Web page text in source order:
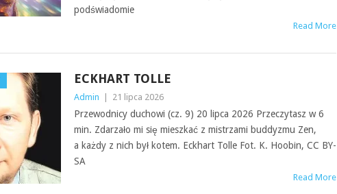
podświadomie
Read More
ECKHART TOLLE
Admin 21 lipca 2026
Przewodnicy duchowi (cz. 9) 20 lipca 2026 Przeczytasz w 6
min. Zdarzało mi się mieszkać z mistrzami buddyzmu Zen,
a każdy z nich był kotem. Eckhart Tolle Fot. K. Hoobin, CC BY-
SA
Read More